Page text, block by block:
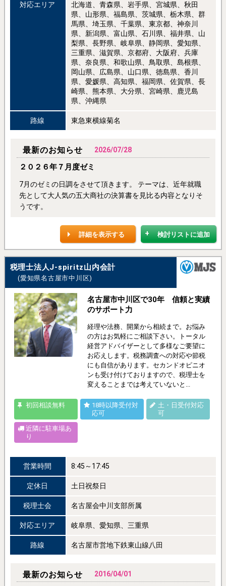
対応エリア
北海道、青森県、岩手県、宮城県、秋田
県、山形県、福島県、茨城県、栃木県、群
馬県、埼玉県、千葉県、東京都、神奈川
県、新潟県、富山県、石川県、福井県、山
梨県、長野県、岐阜県、静岡県、愛知県、
三重県、滋賀県、京都府、大阪府、兵庫
県、奈良県、和歌山県、鳥取県、島根県、
岡山県、広島県、山口県、徳島県、香川
県、愛媛県、高知県、福岡県、佐賀県、長
崎県、熊本県、大分県、宮崎県、鹿児島
県、沖縄県
路線 東急東横線菊名
最新のお知らせ 2026/07/28
２０２６年７月度ゼミ
7月のゼミの日調をさせて頂きます。 テーマは、近年就職
先として大人気の五大商社の決算書を見比る内容となりそ
うです。
検討リストに追加
詳細を表示する
税理士法人J-spiritz山内会計
(愛知県名古屋市中川区)
名古屋市中川区で30年 信頼と実績
のサポート力
経理や法務、開業から相続まで。お悩み
の方はお気軽にご相談下さい。トータル
経営アドバイザーとして多様なご要望に
お応えします。税務調査への対応や節税
にも自信があります。セカンドオピニオ
ンも受け付けておりますので、税理士を
変えることまでは考えていないと...
初回相談無料
18時以降受付対
応可
土・日受付対応
可
近隣に駐車場あ
り
営業時間 8:45～17:45
定休日 土日祝祭日
税理士会 名古屋会中川支部所属
対応エリア 岐阜県、愛知県、三重県
路線 名古屋市営地下鉄東山線八田
最新のお知らせ 2016/04/01